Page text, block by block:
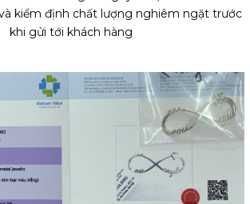
kiểm định chất lượng nghiêm ngặt trước
khi gửi tới khách hàng